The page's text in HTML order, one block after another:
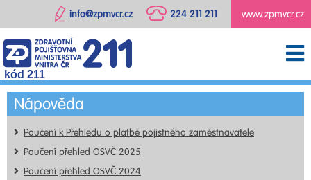
www.zpmvcr.cz
224 211 211
info@zpmvcr.cz
kód 211
Nápověda
Poučení k Přehledu o platbě pojistného zaměstnavatele
Poučení přehled OSVČ 2025
Poučení přehled OSVČ 2024